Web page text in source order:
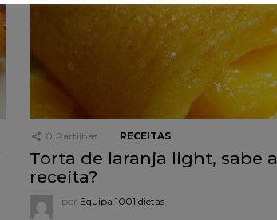
0 Partilhas RECEITAS
Torta de laranja light, sabe a
receita?
por Equipa 1001 dietas